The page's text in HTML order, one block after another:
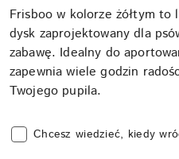
Frisboo w kolorze żółtym
dysk zaprojektowany dla
zabawę. Idealny do
zapewnia wiele godzin
Twojego pupila.
Chcesz wiedzieć, kiedy